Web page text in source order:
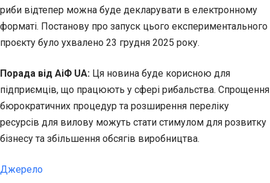
риби відтепер можна буде декларувати в електронному
форматі. Постанову про запуск цього експериментального
проєкту було ухвалено 23 грудня 2025 року.
Порада від АіФ UA: Ця новина буде корисною для
підприємців, що працюють у сфері рибальства. Спрощення
бюрократичних процедур та розширення переліку
ресурсів для вилову можуть стати стимулом для розвитку
бізнесу та збільшення обсягів виробництва.
Джерело